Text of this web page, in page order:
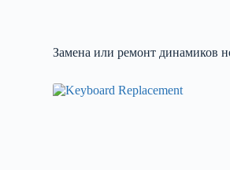
Замена или ремонт динамиков